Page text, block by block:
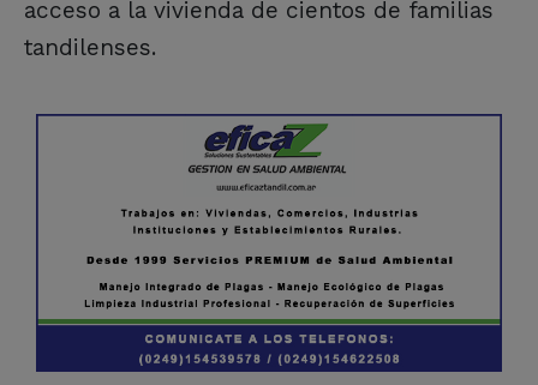
acceso a la vivienda de cientos de familias
tandilenses.